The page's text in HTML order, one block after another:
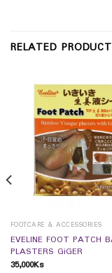
RELATED
FOOTCARE & ACCESSORIES
EVELINE FOOT PATCH
PLASTERS GiGER
35,000Ks